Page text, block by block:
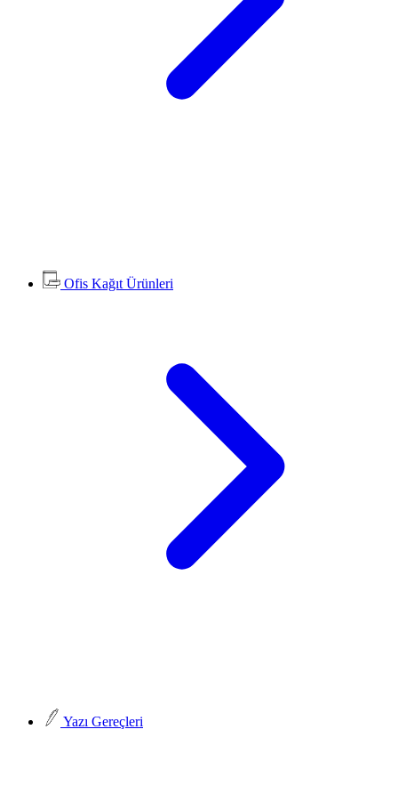
Ofis Kağıt Ürünleri
Yazı Gereçleri